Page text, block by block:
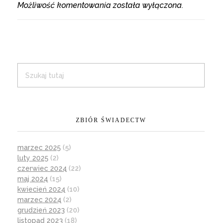
Możliwość komentowania została wyłączona.
ZBIÓR ŚWIADECTW
marzec 2025 (5)
luty 2025 (2)
czerwiec 2024 (22)
maj 2024 (15)
kwiecień 2024 (10)
marzec 2024 (2)
grudzień 2023 (20)
listopad 2023 (18)